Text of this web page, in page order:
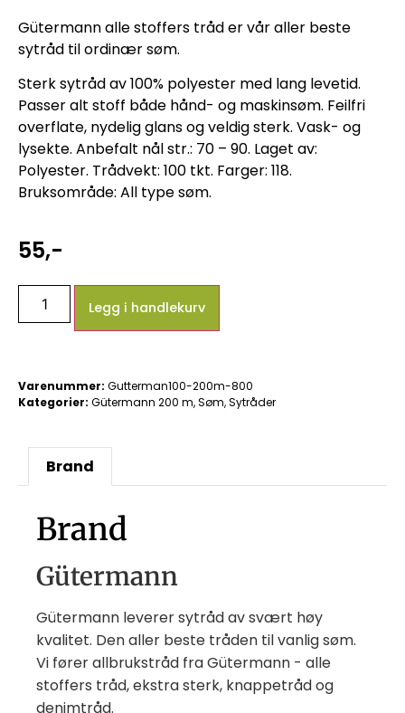
Gütermann alle stoffers tråd er vår aller beste
sytråd til ordinær søm.
Sterk sytråd av 100% polyester med lang levetid.
Passer alt stoff både hånd- og maskinsøm. Feilfri
overflate, nydelig glans og veldig sterk. Vask- og
lysekte. Anbefalt nål str.: 70 – 90. Laget av:
Polyester. Trådvekt: 100 tkt. Farger: 118.
Bruksområde: All type søm.
55,-
Legg i handlekurv
Varenummer: Gutterman100-200m-800
Kategorier: Gütermann 200 m,Søm,Sytråder
Brand
Brand
Gütermann
Gütermann leverer sytråd av svært høy
kvalitet. Den aller beste tråden til vanlig søm.
Vi fører allbrukstråd fra Gütermann - alle
stoffers tråd, ekstra sterk, knappetråd og
denimtråd.